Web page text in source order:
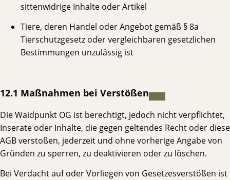
sittenwidrige Inhalte oder Artikel
Tiere, deren Handel oder Angebot gemäß § 8a
Tierschutzgesetz oder vergleichbaren gesetzlichen
Bestimmungen unzulässig ist
12.1 Maßnahmen bei Verstößen
Die Waidpunkt OG ist berechtigt, jedoch nicht verpflichtet,
Inserate oder Inhalte, die gegen geltendes Recht oder diese
AGB verstoßen, jederzeit und ohne vorherige Angabe von
Gründen zu sperren, zu deaktivieren oder zu löschen.
Bei Verdacht auf oder Vorliegen von Gesetzesverstößen ist